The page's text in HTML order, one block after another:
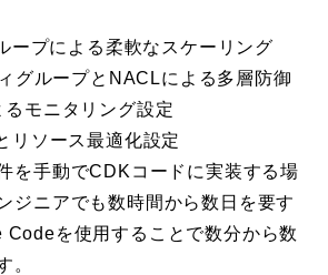
ープによる柔軟なスケーリング
グループとNACLによる多層防御
モニタリング設定
リソース最適化設定
を手動でCDKコードに実装する場
ジニアでも数時間から数日を要す
Codeを使用することで数分から数
。